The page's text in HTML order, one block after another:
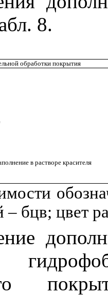
8.
обработки покрытия
в растворе красителя
– бцв; цвет